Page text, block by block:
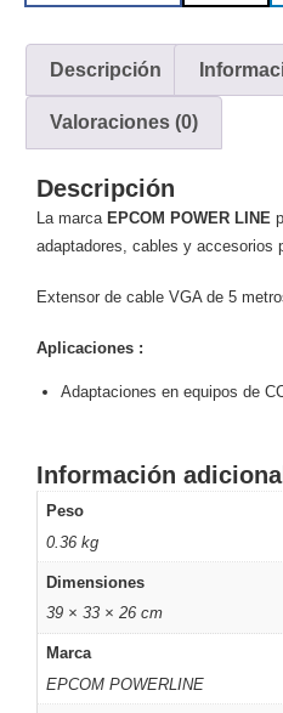
Coaxial y
ConectoresCables
Armados -
CoaxialCategoría
5eFibra
Alimentación
y
ElectricidadRG59
CaP TelefónicoVGA
Cámaras
Salinos
(Anticorrosión)
Decodificadores
de
Video Cubo
y
Descripción
Valoraciones (0)
Descripción
La marca EPCOM POWER LINE
adaptadores, cables y accesorios
Extensor de cable VGA de 5
Aplicaciones :
Adaptaciones en equipos de
Información adicional
Peso
0.36 kg
Dimensiones
39 × 33 × 26 cm
Marca
EPCOM POWERLINE